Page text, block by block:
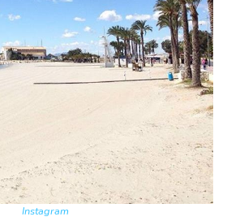
Instagram